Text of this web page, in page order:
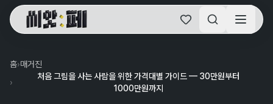
씨앗페 온라인 홈
홈›매거진
›
처음 그림을 사는 사람을 위한 가격대별 가이드 — 30만원부터
1000만원까지